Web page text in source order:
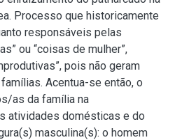
Processo que historicamente
responsáveis pelas
ou “coisas de mulher”,
pois não geram
Acentua-se então, o
as da família na
atividades domésticas e do
masculina(s): o homem